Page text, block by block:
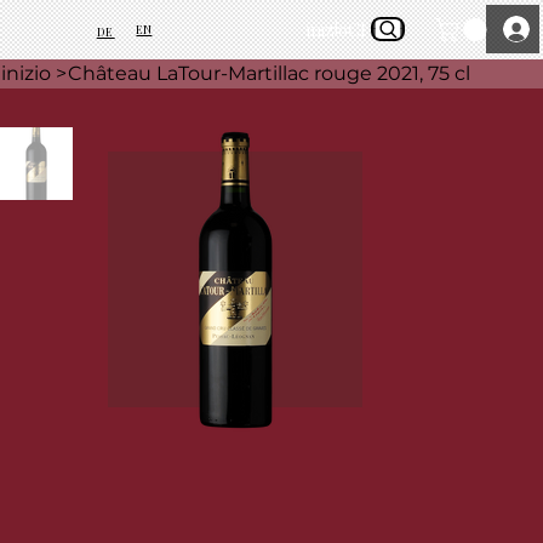
DE EN inizioChi siamo
inizio >Château LaTour-Martillac rouge 2021, 75 cl